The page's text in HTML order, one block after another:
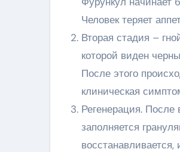
Человек теряет
Вторая стадия –
которой виден
После этого
клиническая
Регенерация. После
заполняется